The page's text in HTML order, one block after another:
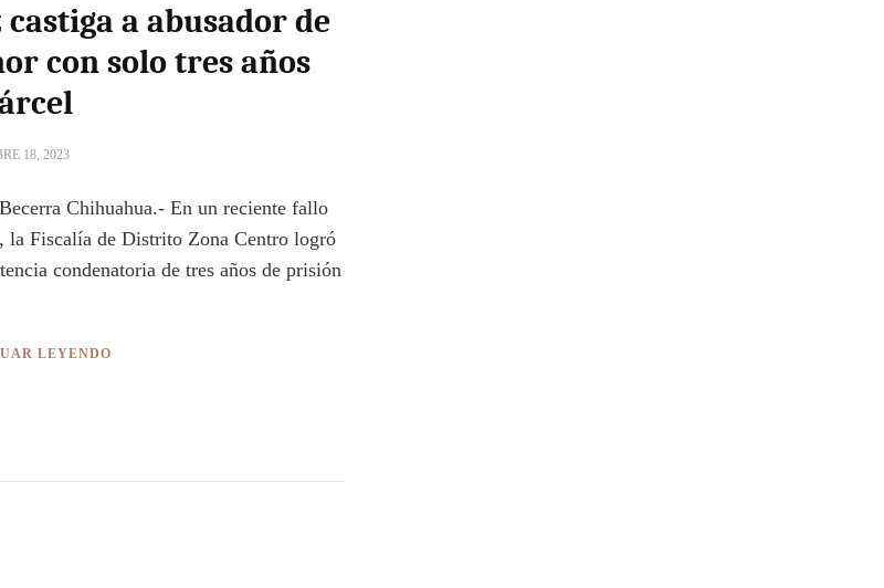
castiga a abusador de
con solo tres años
18, 2023
Chihuahua.- En un reciente fallo
la Fiscalía de Distrito Zona Centro logró
condenatoria de tres años de prisión
LEYENDO